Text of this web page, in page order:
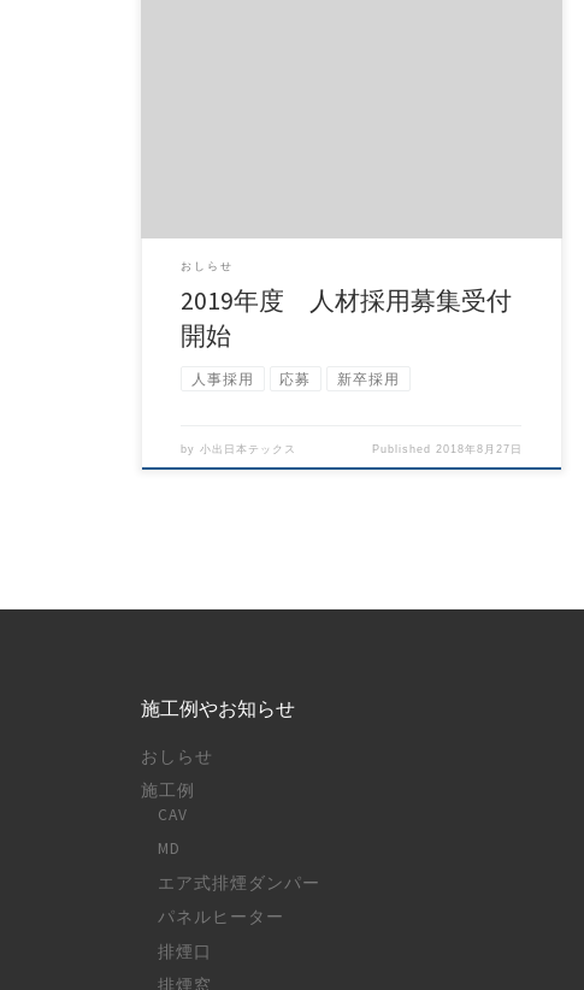
おしらせ
2019年度 人材採用募集受付
開始
人事採用 応募 新卒採用
by小出日本テックス Published 2018年8月27日
施工例やお知らせ
おしらせ
施工例
CAV
MD
エア式排煙ダンパー
パネルヒーター
排煙口